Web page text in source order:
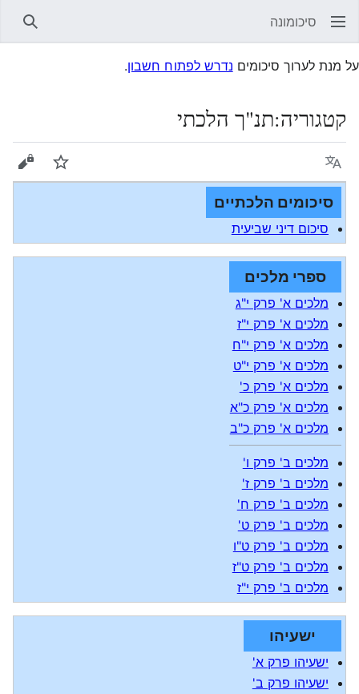
סיכומונה
על מנת לערוך סיכומים נדרש לפתוח חשבון.
קטגוריה:תנ"ך הלכתי
שפה עקוב
סיכומים הלכתיים
סיכום דיני שביעית
ספרי מלכים
מלכים א' פרק י"ג
מלכים א' פרק י"ז
מלכים א' פרק י"ח
מלכים א' פרק י"ט
מלכים א' פרק כ'
מלכים א' פרק כ"א
מלכים א' פרק כ"ב
מלכים ב' פרק ו'
מלכים ב' פרק ז'
מלכים ב' פרק ח'
מלכים ב' פרק ט'
מלכים ב' פרק ט"ו
מלכים ב' פרק ט"ז
מלכים ב' פרק י"ז
ישעיהו
ישעיהו פרק א'
ישעיהו פרק ב'